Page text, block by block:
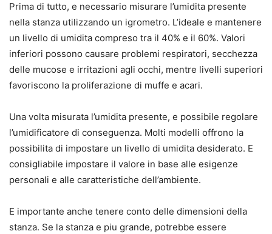
Prima di tutto, e necessario misurare l’umidita presente
nella stanza utilizzando un igrometro. L’ideale e mantenere
un livello di umidita compreso tra il 40% e il 60%. Valori
inferiori possono causare problemi respiratori, secchezza
delle mucose e irritazioni agli occhi, mentre livelli superiori
favoriscono la proliferazione di muffe e acari.
Una volta misurata l’umidita presente, e possibile regolare
l’umidificatore di conseguenza. Molti modelli offrono la
possibilita di impostare un livello di umidita desiderato. E
consigliabile impostare il valore in base alle esigenze
personali e alle caratteristiche dell’ambiente.
E importante anche tenere conto delle dimensioni della
stanza. Se la stanza e piu grande, potrebbe essere